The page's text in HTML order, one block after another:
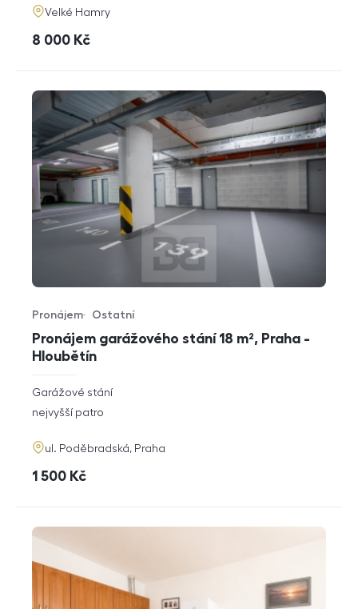
adresa
Velké Hamry
cena
8 000 Kč
Pronájem garážového stání 18 m², Praha -
Hloubětín
Typ nabídky
Pronájem
Typ nemovitosti
Ostatní
rozměry
dispozice
Garážové stání
funkce
nejvyšší patro
adresa
ul. Poděbradská, Praha
cena
1 500 Kč